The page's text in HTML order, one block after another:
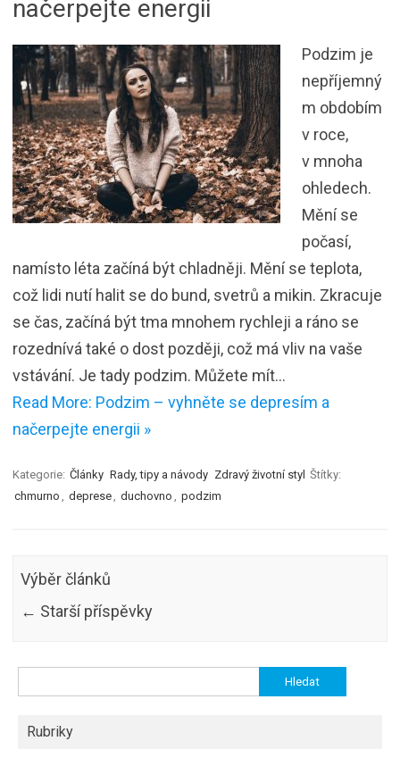
načerpejte energii
Podzim je
nepříjemný
m obdobím
v roce,
v mnoha
ohledech.
Mění se
počasí,
namísto léta začíná být chladněji. Mění se teplota,
což lidi nutí halit se do bund, svetrů a mikin. Zkracuje
se čas, začíná být tma mnohem rychleji a ráno se
rozednívá také o dost později, což má vliv na vaše
vstávání. Je tady podzim. Můžete mít…
Read More: Podzim – vyhněte se depresím a
načerpejte energii »
Kategorie: Články Rady, tipy a návody Zdravý životní styl Štítky:
chmurno
deprese duchovno podzim
Výběr článků
← Starší příspěvky
Rubriky